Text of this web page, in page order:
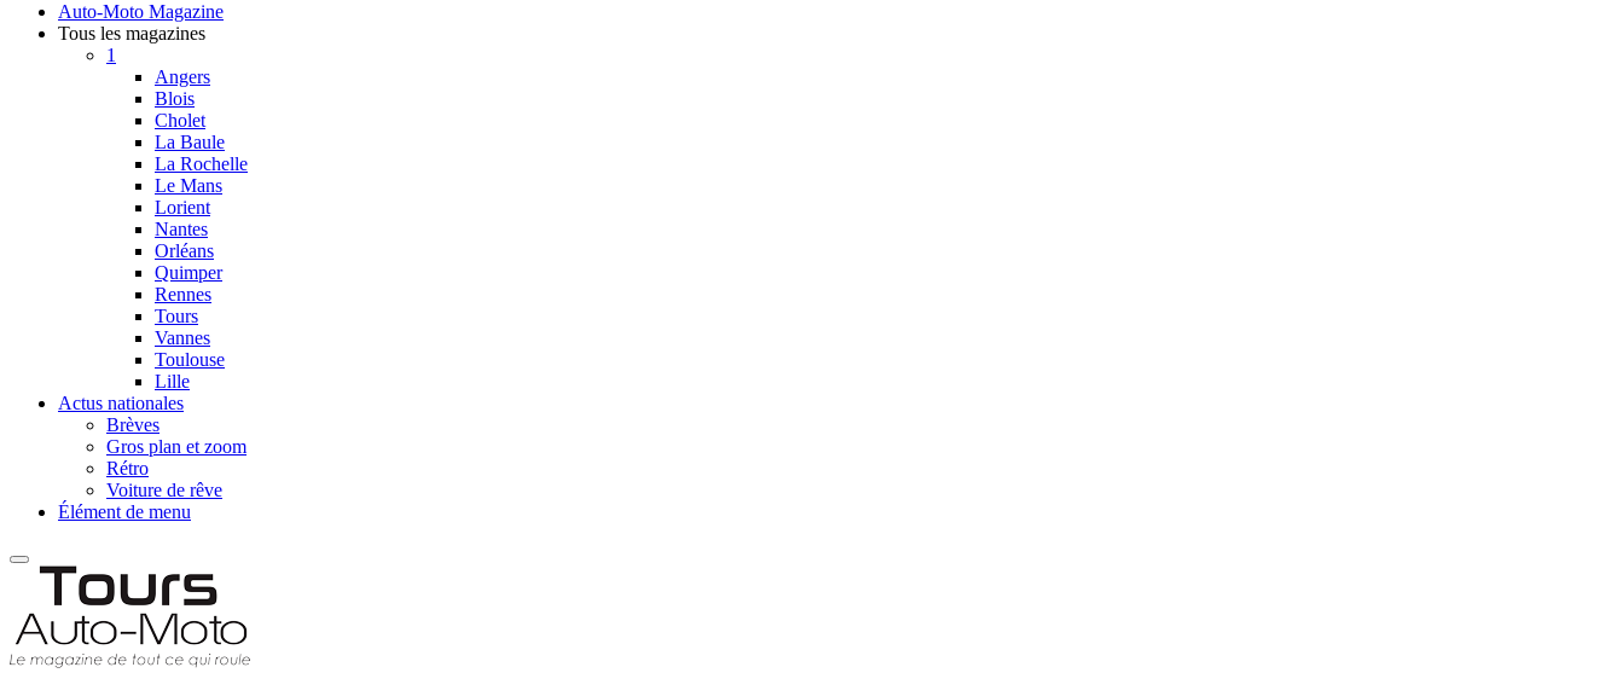
Auto-Moto Magazine
Tous les magazines
1
Angers
Blois
Cholet
La Baule
La Rochelle
Le Mans
Lorient
Nantes
Orléans
Quimper
Rennes
Tours
Vannes
Toulouse
Lille
Actus nationales
Brèves
Gros plan et zoom
Rétro
Voiture de rêve
Élément de menu